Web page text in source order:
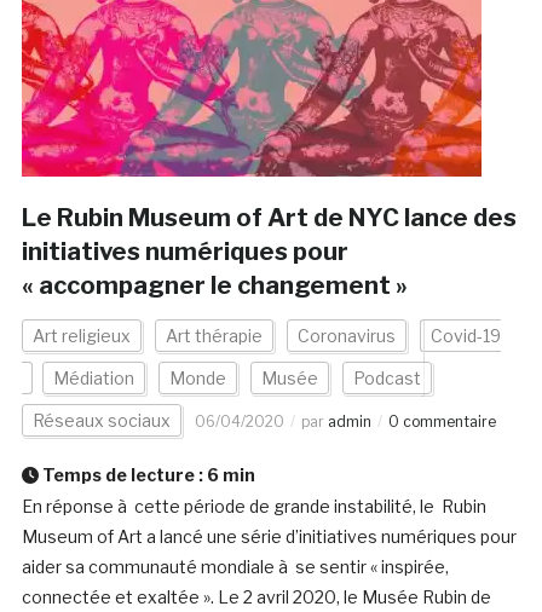
Le Rubin Museum of Art de NYC lance des
initiatives numériques pour
« accompagner le changement »
Art religieux Art thérapie Coronavirus Covid-19
Médiation Monde Musée Podcast
Réseaux sociaux 06/04/2020 par admin 0 commentaire
Temps de lecture : 6 min
En réponse à cette période de grande instabilité, le Rubin
Museum of Art a lancé une série d’initiatives numériques pour
aider sa communauté mondiale à se sentir « inspirée,
connectée et exaltée ». Le 2 avril 2020, le Musée Rubin de